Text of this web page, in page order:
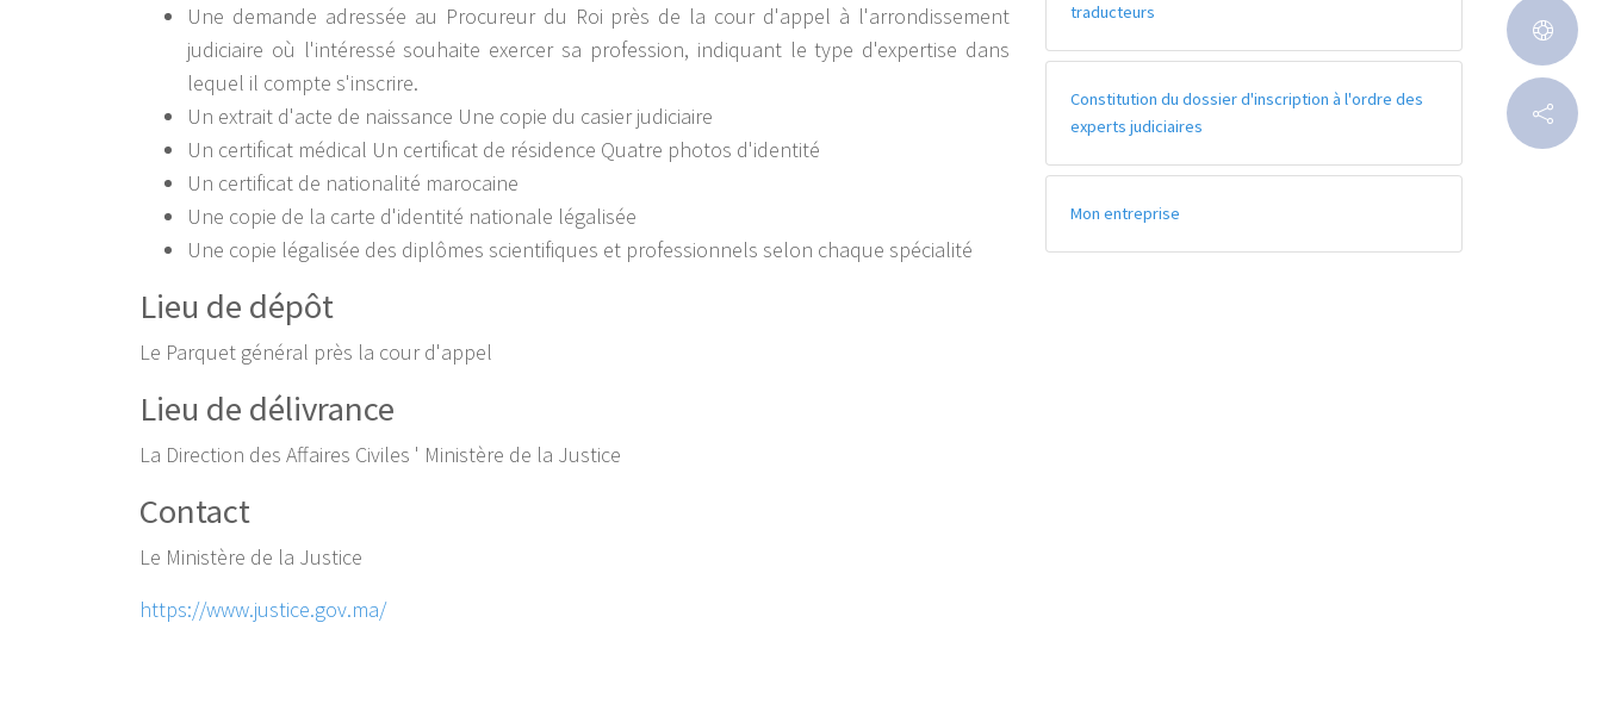
Une demande adressée au Procureur du Roi près de la cour d'appel à l'arrondissement
judiciaire où l'intéressé souhaite exercer sa profession, indiquant le type d'expertise dans
lequel il compte s'inscrire.
Un extrait d'acte de naissance Une copie du casier judiciaire
Un certificat médical Un certificat de résidence Quatre photos d'identité
Un certificat de nationalité marocaine
Une copie de la carte d'identité nationale légalisée
Une copie légalisée des diplômes scientifiques et professionnels selon chaque spécialité
Lieu de dépôt
Le Parquet général près la cour d'appel
Lieu de délivrance
La Direction des Affaires Civiles ' Ministère de la Justice
Contact
Le Ministère de la Justice
https://www.justice.gov.ma/
traducteurs
Constitution du dossier d'inscription à l'ordre des
experts judiciaires
Mon entreprise